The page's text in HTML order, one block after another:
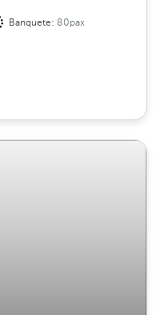
Banquete:80pax